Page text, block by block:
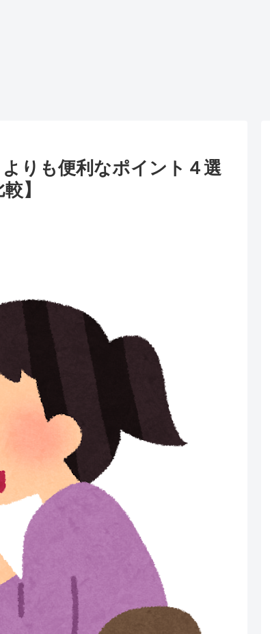
りも便利なポイント４選
】